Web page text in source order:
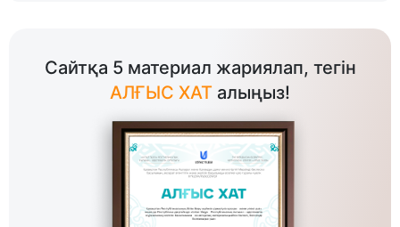
Сайтқа 5 материал жариялап, тегін
АЛҒЫС ХАТ алыңыз!